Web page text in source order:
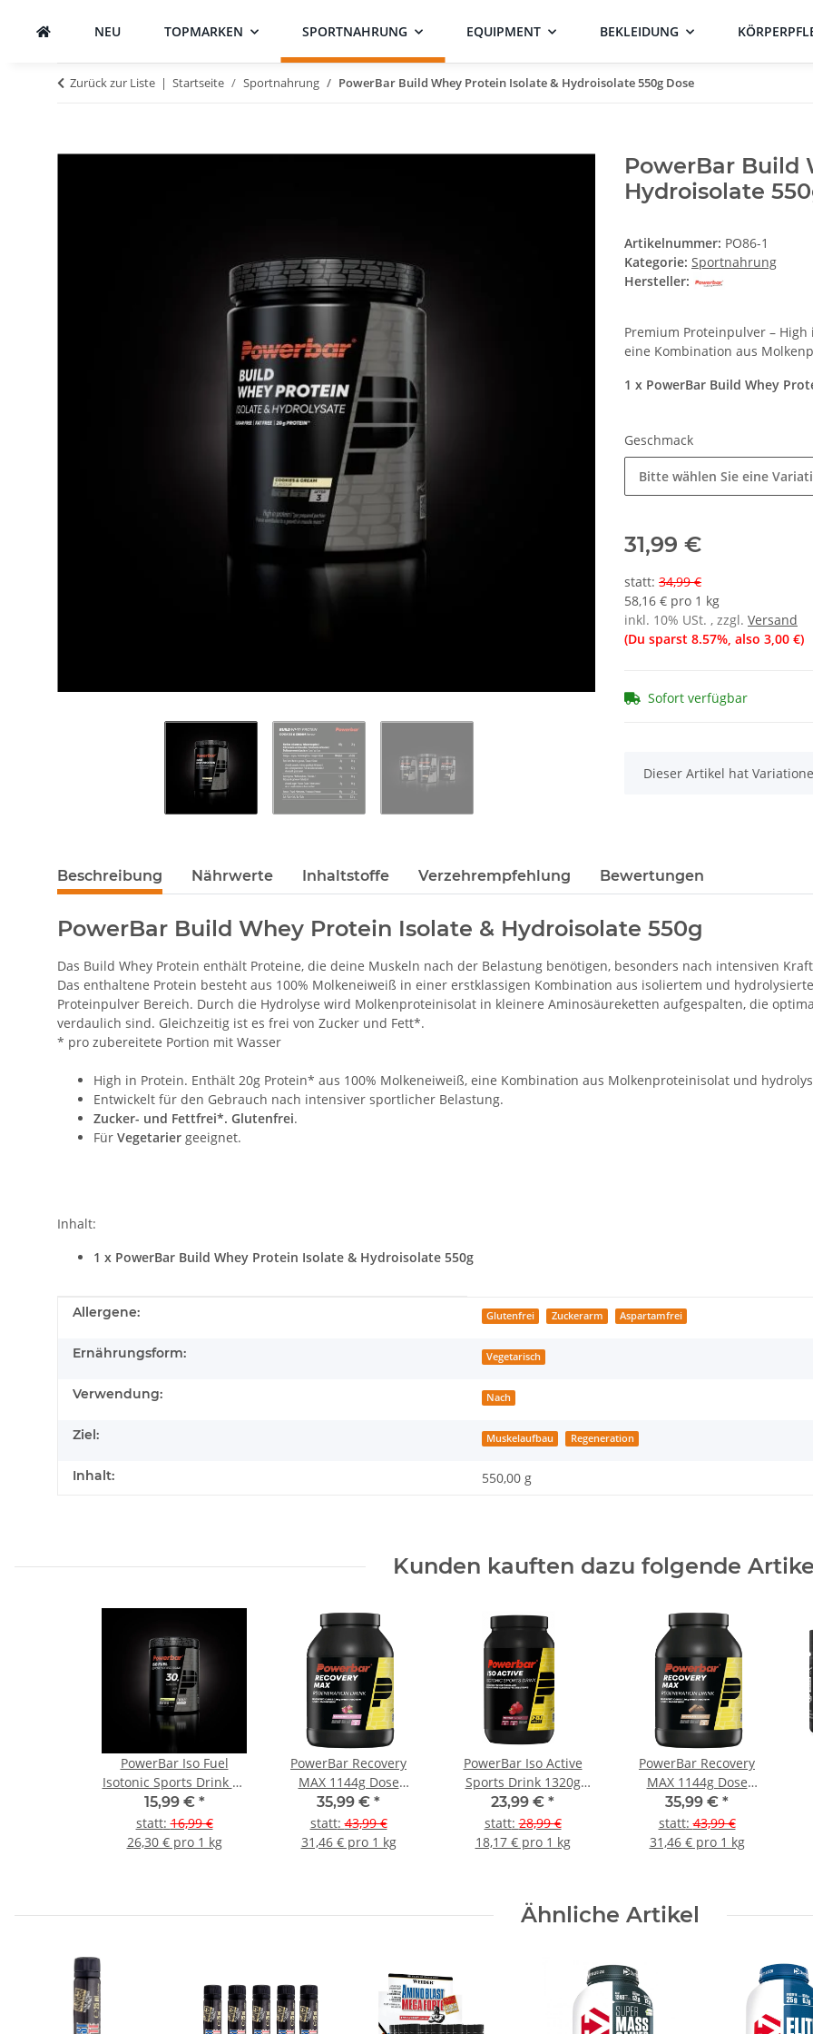
NEU TOPMARKEN SPORTNAHRUNG EQUIPMENT BEKLEIDUNG
Zurück zur Liste Startseite Sportnahrung PowerBar Build Whey Protein Isolate & Hydroisolate 550g Dose
PowerBar Build
Hydroisolate
Artikelnummer: PO86-1
Kategorie: Sportnahrung
Hersteller:
Premium Proteinpulver –
eine Kombination aus
1 x PowerBar Build Whey
Geschmack
Bitte wählen Sie eine
31,99 €
statt: 34,99 €
58,16 € pro 1 kg
inkl. 10% USt. , zzgl. Versand
(Du sparst 8.57%, also 3,00 €)
Sofort verfügbar
x
Dieser Artikel hat
Beschreibung Nährwerte Inhaltstoffe Verzehrempfehlung Bewertungen
PowerBar Build Whey Protein Isolate & Hydroisolate 550g
Das Build Whey Protein enthält Proteine, die deine Muskeln nach der Belastung benötigen, besonders nach intensiven
Das enthaltene Protein besteht aus 100% Molkeneiweiß in einer erstklassigen Kombination aus isoliertem und
Proteinpulver Bereich. Durch die Hydrolyse wird Molkenproteinisolat in kleinere Aminosäureketten aufgespalten, die
verdaulich sind. Gleichzeitig ist es frei von Zucker und Fett*.
* pro zubereitete Portion mit Wasser
High in Protein. Enthält 20g Protein* aus 100% Molkeneiweiß, eine Kombination aus Molkenproteinisolat und
Entwickelt für den Gebrauch nach intensiver sportlicher Belastung.
Zucker- und Fettfrei*. Glutenfrei.
Für Vegetarier geeignet.
Inhalt:
1 x PowerBar Build Whey Protein Isolate & Hydroisolate 550g
Produkteigenschaft
Wert
Allergene: Glutenfrei Zuckerarm Aspartamfrei
Ernährungsform: Vegetarisch
Verwendung: Nach
Ziel: Muskelaufbau Regeneration
Inhalt: 550,00 g
Kunden kauften dazu folgende
PowerBar Iso Fuel
Isotonic Sports Drink 30
Dose
15,99 € *
statt:16,99 €
26,30 € pro 1 kg
PowerBar Recovery
MAX 1144g Dose
Rasberry (Himbeere)
35,99 € *
statt:43,99 €
31,46 € pro 1 kg
PowerBar Iso Active
Sports Drink 1320g
Dose Red Fruit
23,99 € *
statt:28,99 €
18,17 € pro 1 kg
PowerBar Recovery
MAX 1144g Dose
Chocolate
35,99 € *
statt:43,99 €
31,46 € pro 1 kg
Ähnliche Artikel